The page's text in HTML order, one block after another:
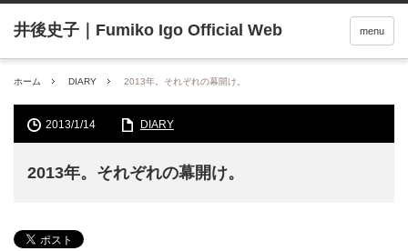
menu
ホーム DIARY 2013年。それぞれの幕開け。
2013/1/14 DIARY
2013年。それぞれの幕開け。